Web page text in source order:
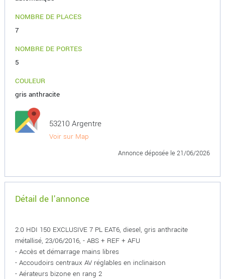
NOMBRE DE PLACES
7
NOMBRE DE PORTES
5
COULEUR
gris anthracite
53210 Argentre
Voir sur Map
Annonce déposée le 21/06/2026
Détail de l'annonce
2.0 HDI 150 EXCLUSIVE 7 PL EAT6, diesel, gris anthracite
métallisé, 23/06/2016, - ABS + REF + AFU
- Accès et démarrage mains libres
- Accoudoirs centraux AV réglables en inclinaison
- Aérateurs bizone en rang 2